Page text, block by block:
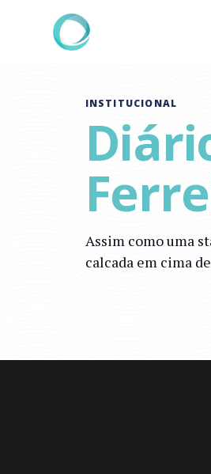
INSTITUCIONAL
Assim como uma
calcada em cima